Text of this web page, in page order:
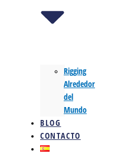
Rigging
Alrededor
del
Mundo
BLOG
CONTACTO